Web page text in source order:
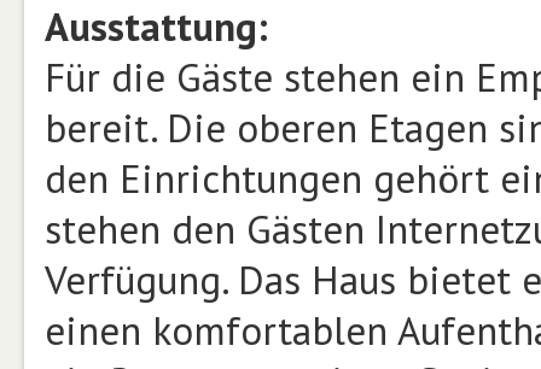
Ausstattung:
Für die Gäste stehen ein
bereit. Die oberen Etagen
den Einrichtungen gehört
stehen den Gästen
Verfügung. Das Haus bietet
einen komfortablen